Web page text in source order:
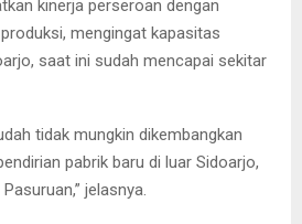
kinerja perseroan dengan
mengingat kapasitas
saat ini sudah mencapai sekitar
tidak mungkin dikembangkan
pabrik baru di luar Sidoarjo,
jelasnya.